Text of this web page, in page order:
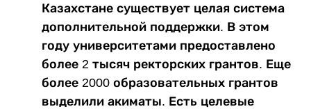
Казахстане существует целая система
дополнительной поддержки. В этом
году университетами предоставлено
более 2 тысяч ректорских грантов. Еще
более 2000 образовательных грантов
выделили акиматы. Есть целевые